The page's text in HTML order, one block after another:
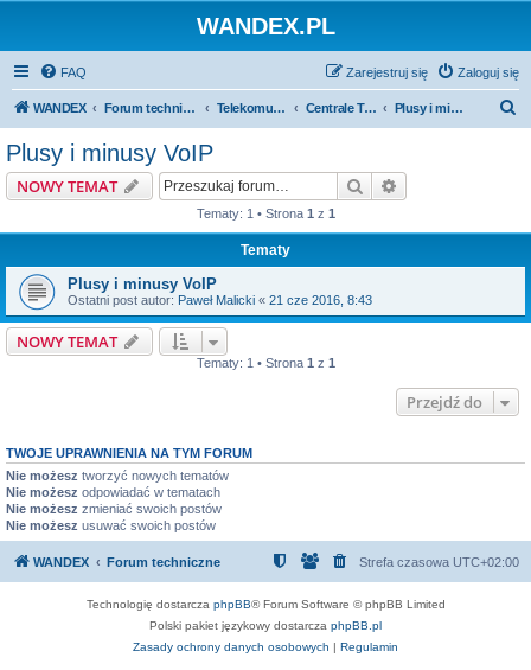
WANDEX.PL
FAQ Zaloguj się
Zarejestruj się
WANDEX Forum techniczne Telekomunikacja Centrale Telefoniczne Slican Plusy i minusy VoIP
Plusy i minusy VoIP
NOWY TEMAT Szukaj
Tematy: 1 • Strona 1 z 1
Tematy
Plusy i minusy VoIP
Ostatni post autor: Paweł Malicki « 21 cze 2016, 8:43
NOWY TEMAT
Tematy: 1 • Strona 1 z 1
Przejdź do
TWOJE UPRAWNIENIA NA TYM FORUM
Nie możesz tworzyć nowych tematów
Nie możesz odpowiadać w tematach
Nie możesz zmieniać swoich postów
Nie możesz usuwać swoich postów
WANDEX Forum techniczne Strefa czasowa UTC+02:00
Technologię dostarcza phpBB® Forum Software © phpBB Limited
Polski pakiet językowy dostarcza phpBB.pl
Zasady ochrony danych osobowych | Regulamin